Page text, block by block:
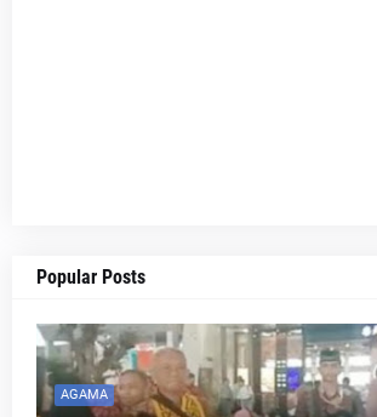
Popular Posts
AGAMA